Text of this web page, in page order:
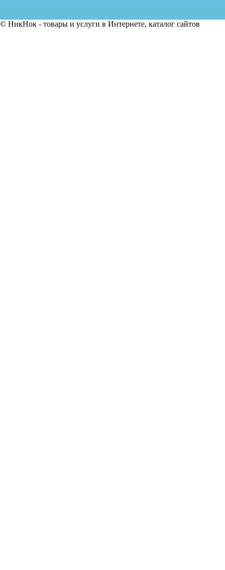
© НикНок - товары и услуги в Интернете, каталог сайтов